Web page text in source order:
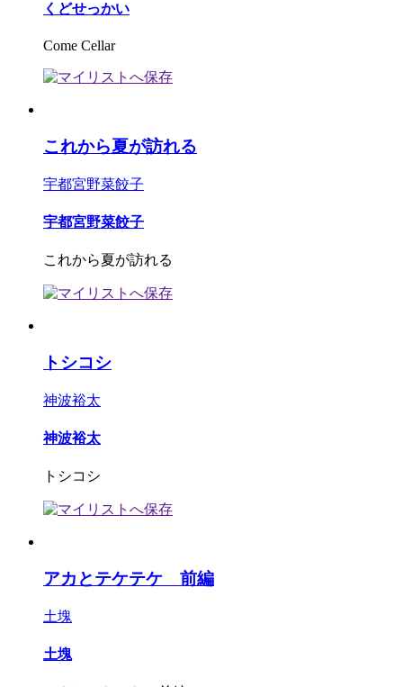
くどせっかい
Come Cellar
これから夏が訪れる
宇都宮野菜餃子
宇都宮野菜餃子
これから夏が訪れる
トシコシ
神波裕太
神波裕太
トシコシ
アカとテケテケ 前編
土塊
土塊